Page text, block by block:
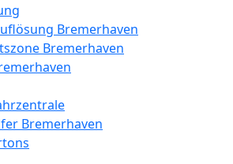
Bremerhaven
Bremerhaven
Bremerhaven